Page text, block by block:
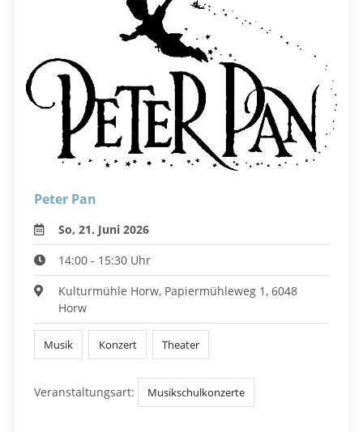
Peter Pan
So, 21. Juni 2026
14:00 - 15:30 Uhr
Kulturmühle Horw, Papiermühleweg 1, 6048
Horw
Musik Konzert Theater
Veranstaltungsart: Musikschulkonzerte